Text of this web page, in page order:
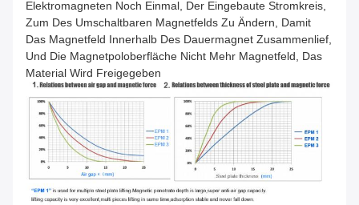
Elektromagneten Noch Einmal, Der Eingebaute Stromkreis,
Zum Des Umschaltbaren Magnetfelds Zu Ändern, Damit
Das Magnetfeld Innerhalb Des Dauermagnet Zusammenlief,
Und Die Magnetpoloberfläche Nicht Mehr Magnetfeld, Das
Material Wird Freigegeben